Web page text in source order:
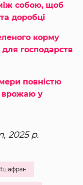
собою, щоб
доробці
корму
для господарств
повністю
врожаю у
2025 р.